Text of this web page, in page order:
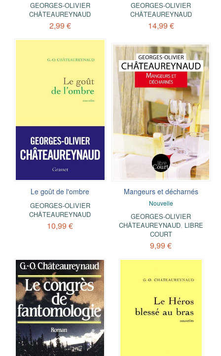
GEORGES-OLIVIER
CHÂTEAUREYNAUD
2,99 €
GEORGES-OLIVIER
CHÂTEAUREYNAUD
14,99 €
Le goût de l'ombre
GEORGES-OLIVIER
CHÂTEAUREYNAUD
10,99 €
Mangeurs et décharnés
Nouvelle
GEORGES-OLIVIER
CHÂTEAUREYNAUD, LIBRE
COURT
9,99 €